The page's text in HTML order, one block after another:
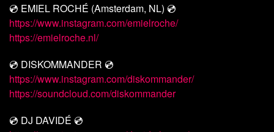
💿 EMIEL ROCHÉ (Amsterdam, NL) 💿
https://www.instagram.com/emielroche/
https://emielroche.nl/
💿 DISKOMMANDER 💿
https://www.instagram.com/diskommander/
https://soundcloud.com/diskommander
💿 DJ DAVIDÉ 💿